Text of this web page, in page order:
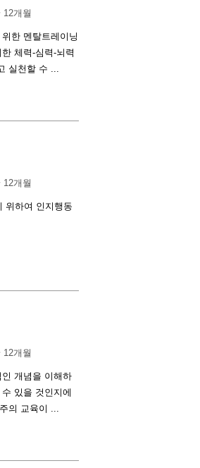
12개월
한 멘탈트레이닝
체력-심력-뇌력
실천할 수 ...
12개월
위하여 인지행동
12개월
개념을 이해하
있을 것인지에
의 교육이 ...